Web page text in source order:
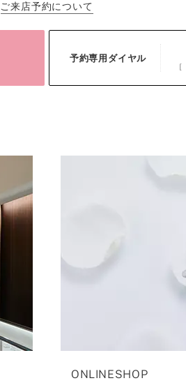
ご来店予約について
予約専用ダイヤル
［
ONLINESHOP